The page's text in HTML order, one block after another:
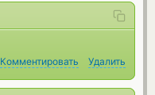
Комментировать Удалить